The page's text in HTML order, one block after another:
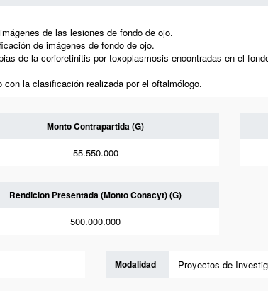
de las lesiones de fondo de ojo.
de imágenes de fondo de ojo.
de la corioretinitis por toxoplasmosis encontradas en el
la clasificación realizada por el oftalmólogo.
Monto Contrapartida (G)
55.550.000
Rendicion Presentada (Monto Conacyt) (G)
500.000.000
Modalidad Proyectos de